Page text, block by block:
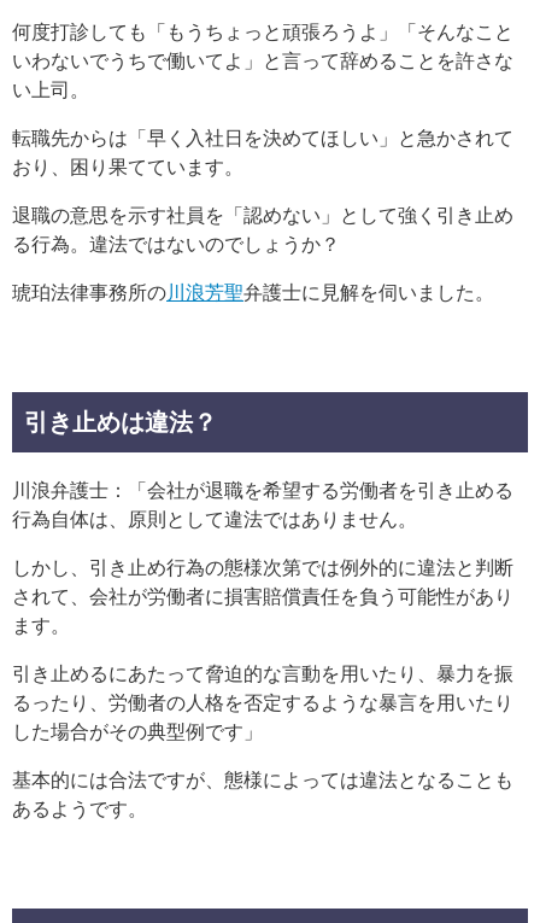
何度打診しても「もうちょっと頑張ろうよ」「そんなこと
いわないでうちで働いてよ」と言って辞めることを許さな
い上司。
転職先からは「早く入社日を決めてほしい」と急かされて
おり、困り果てています。
退職の意思を示す社員を「認めない」として強く引き止め
る行為。違法ではないのでしょうか？
琥珀法律事務所の川浪芳聖弁護士に見解を伺いました。
引き止めは違法？
川浪弁護士：「会社が退職を希望する労働者を引き止める
行為自体は、原則として違法ではありません。
しかし、引き止め行為の態様次第では例外的に違法と判断
されて、会社が労働者に損害賠償責任を負う可能性があり
ます。
引き止めるにあたって脅迫的な言動を用いたり、暴力を振
るったり、労働者の人格を否定するような暴言を用いたり
した場合がその典型例です」
基本的には合法ですが、態様によっては違法となることも
あるようです。